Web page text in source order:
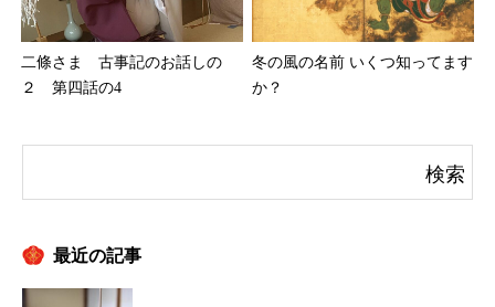
二條さま 古事記のお話しの
２ 第四話の4
冬の風の名前 いくつ知ってます
か？
最近の記事